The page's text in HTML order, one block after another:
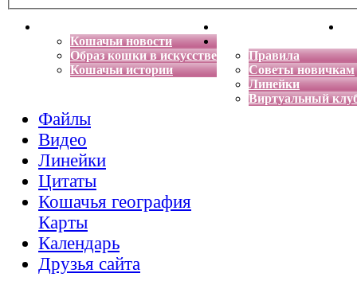
Кошачьи новости
Образ кошки в искусстве
Кошачьи истории
Энциклопедия кошек
Правила
Советы новичкам
Линейки
Виртуальный
Файлы
Видео
Линейки
Цитаты
Кошачья география
Карты
Календарь
Друзья сайта